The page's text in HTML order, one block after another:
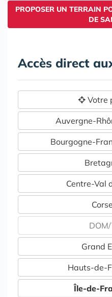
PROPOSER UN TERRAIN
DE
Accès direct
Votre
Auvergne-
Bourgogne-
Centre-Val
Corse
Grand
Hauts-de-
Île-de-